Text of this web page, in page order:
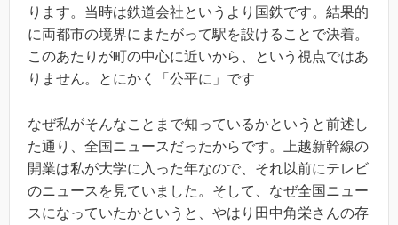
ります。当時は鉄道会社というより国鉄です。結果的
に両都市の境界にまたがって駅を設けることで決着。
このあたりが町の中心に近いから、という視点ではあ
りません。とにかく「公平に」です
なぜ私がそんなことまで知っているかというと前述し
た通り、全国ニュースだったからです。上越新幹線の
開業は私が大学に入った年なので、それ以前にテレビ
のニュースを見ていました。そして、なぜ全国ニュー
スになっていたかというと、やはり田中角栄さんの存